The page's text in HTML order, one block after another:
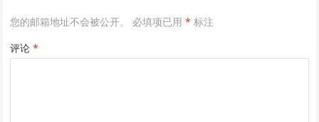
您的邮箱地址不会被公开。 必填项已用* 标注
评论*